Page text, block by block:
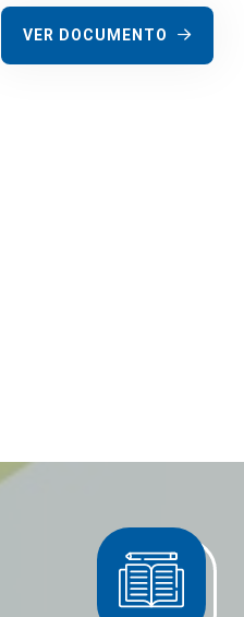
VER DOCUMENTO